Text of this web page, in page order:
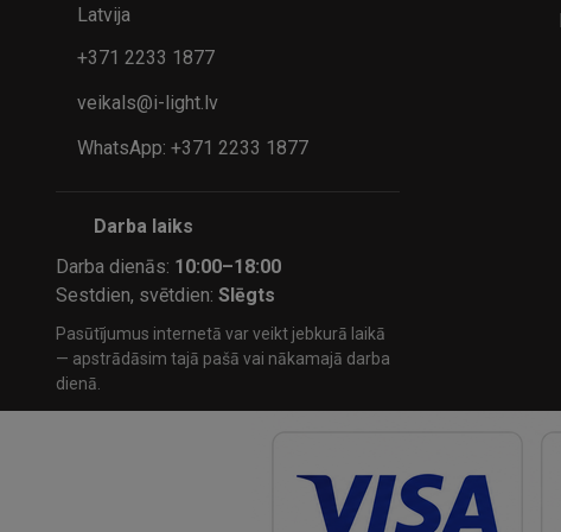
Latvija
+371 2233 1877
veikals@i-light.lv
WhatsApp: +371 2233 1877
Darba laiks
Darba dienās: 10:00–18:00
Sestdien, svētdien:Slēgts
Pasūtījumus internetā var veikt jebkurā laikā
— apstrādāsim tajā pašā vai nākamajā darba
dienā.